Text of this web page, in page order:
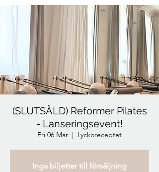
(SLUTSÅLD) Reformer Pilates
- Lanseringsevent!
Fri 06 Mar
  |
Lyckoreceptet
Inga biljetter till försäljning